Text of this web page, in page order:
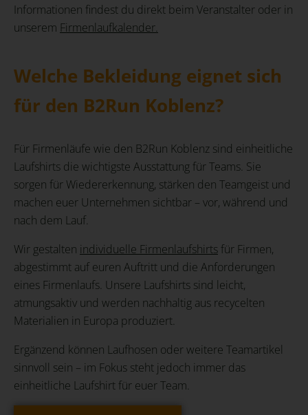
Informationen findest du direkt beim Veranstalter oder in
unserem Firmenlaufkalender.
Welche Bekleidung eignet sich
für den B2Run Koblenz?
Für Firmenläufe wie den B2Run Koblenz sind einheitliche
Laufshirts die wichtigste Ausstattung für Teams. Sie
sorgen für Wiedererkennung, stärken den Teamgeist und
machen euer Unternehmen sichtbar – vor, während und
nach dem Lauf.
Wir gestalten individuelle Firmenlaufshirts für Firmen,
abgestimmt auf euren Auftritt und die Anforderungen
eines Firmenlaufs. Unsere Laufshirts sind leicht,
atmungsaktiv und werden nachhaltig aus recycelten
Materialien in Europa produziert.
Ergänzend können Laufhosen oder weitere Teamartikel
sinnvoll sein – im Fokus steht jedoch immer das
einheitliche Laufshirt für euer Team.